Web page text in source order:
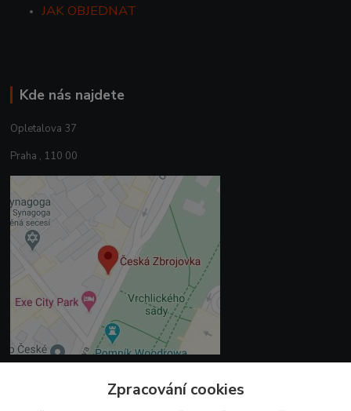
JAK OBJEDNAT
Kde nás najdete
Opletalova 37
Praha , 110 00
Zpracování cookies